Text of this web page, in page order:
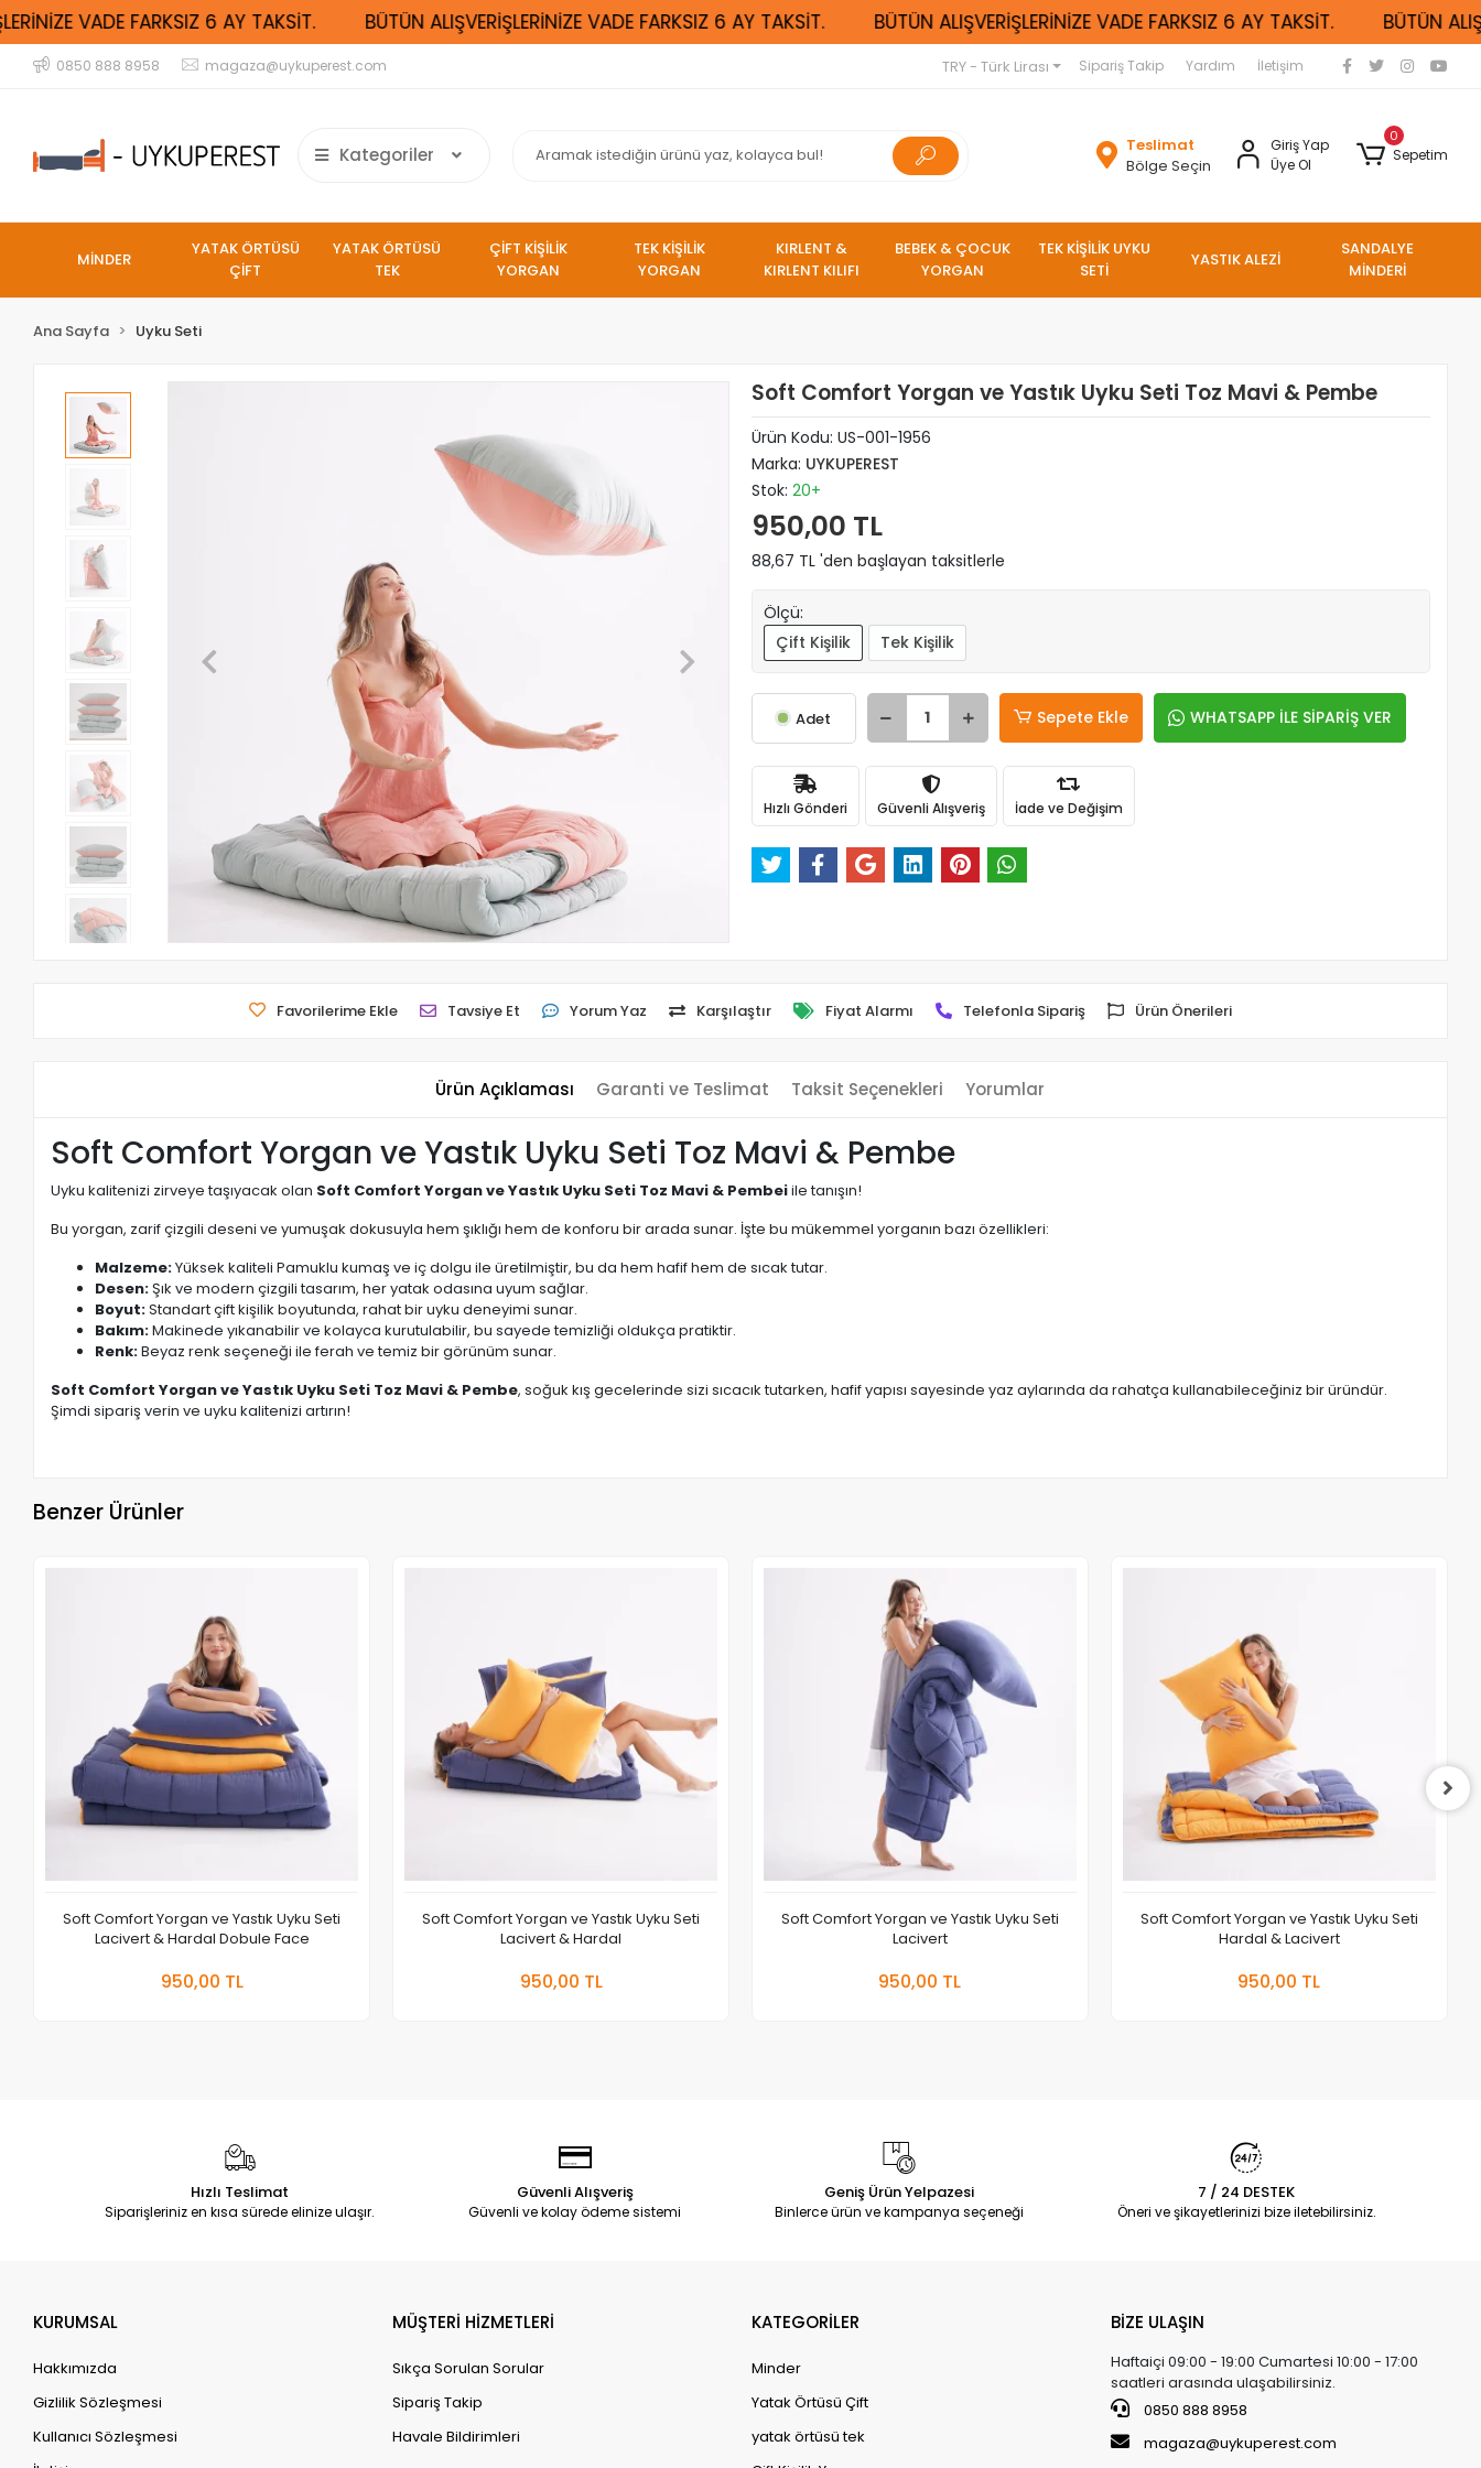
VADE FARKSIZ 6 AY TAKSİT. BÜTÜN ALIŞVERİŞLERİNİZE VADE FARKSIZ 6 AY TAKSİT. BÜTÜN ALIŞVERİŞLERİNİZE VADE FARKSIZ 6 AY TAKSİT. BÜTÜN
0850 888 8958 magaza@uykuperest.com TRY - Türk Lirası Sipariş Takip Yardım İletişim
Kategoriler
Teslimat
Bölge Seçin
Giriş Yap
Üye Ol
0
Sepetim
MİNDER
YATAK ÖRTÜSÜ
ÇİFT
YATAK ÖRTÜSÜ
TEK
ÇİFT KİŞİLİK
YORGAN
TEK KİŞİLİK
YORGAN
KIRLENT &
KIRLENT KILIFI
BEBEK & ÇOCUK
YORGAN
TEK KİŞİLİK UYKU
SETİ
YASTIK ALEZİ
SANDALYE
MİNDERİ
Ana Sayfa Uyku Seti
Soft Comfort Yorgan ve Yastık Uyku Seti Toz Mavi & Pembe
Ürün Kodu: US-001-1956
Marka: UYKUPEREST
Stok: 20+
950,00 TL
88,67 TL 'den başlayan taksitlerle
Ölçü:
Çift Kişilik
Tek Kişilik
Adet Sepete Ekle WHATSAPP İLE SİPARİŞ VER
Hızlı Gönderi Güvenli Alışveriş İade ve Değişim
Favorilerime Ekle Tavsiye Et Yorum Yaz Karşılaştır Fiyat Alarmı Telefonla Sipariş Ürün Önerileri
Ürün Açıklaması Garanti ve Teslimat Taksit Seçenekleri Yorumlar
Soft Comfort Yorgan ve Yastık Uyku Seti Toz Mavi & Pembe
Uyku kalitenizi zirveye taşıyacak olan Soft Comfort Yorgan ve Yastık Uyku Seti Toz Mavi & Pembeiile tanışın!
Bu yorgan, zarif çizgili deseni ve yumuşak dokusuyla hem şıklığı hem de konforu bir arada sunar. İşte bu mükemmel yorganın bazı özellikleri:
Malzeme:Yüksek kaliteli Pamuklu kumaş ve iç dolgu ile üretilmiştir, bu da hem hafif hem de sıcak tutar.
Desen:Şık ve modern çizgili tasarım, her yatak odasına uyum sağlar.
Boyut:Standart çift kişilik boyutunda, rahat bir uyku deneyimi sunar.
Bakım:Makinede yıkanabilir ve kolayca kurutulabilir, bu sayede temizliği oldukça pratiktir.
Renk:Beyaz renk seçeneği ile ferah ve temiz bir görünüm sunar.
Soft Comfort Yorgan ve Yastık Uyku Seti Toz Mavi & Pembe, soğuk kış gecelerinde sizi sıcacık tutarken, hafif yapısı sayesinde yaz aylarında da rahatça kullanabileceğiniz bir üründür.
Şimdi sipariş verin ve uyku kalitenizi artırın!
Benzer Ürünler
Soft Comfort Yorgan ve Yastık Uyku Seti
Lacivert & Hardal Dobule Face
950,00 TL
Soft Comfort Yorgan ve Yastık Uyku Seti
Lacivert & Hardal
950,00 TL
Soft Comfort Yorgan ve Yastık Uyku Seti
Lacivert
950,00 TL
Soft Comfort Yorgan ve Yastık Uyku Seti
Hardal & Lacivert
950,00 TL
Hızlı Teslimat
Siparişleriniz en kısa sürede elinize ulaşır.
Güvenli Alışveriş
Güvenli ve kolay ödeme sistemi
Geniş Ürün Yelpazesi
Binlerce ürün ve kampanya seçeneği
7 / 24 DESTEK
Öneri ve şikayetlerinizi bize iletebilirsiniz.
KURUMSAL
Hakkımızda
Gizlilik Sözleşmesi
Kullanıcı Sözleşmesi
MÜŞTERİ HİZMETLERİ
Sıkça Sorulan Sorular
Sipariş Takip
Havale Bildirimleri
KATEGORİLER
Minder
Yatak Örtüsü Çift
yatak örtüsü tek
BİZE ULAŞIN
Haftaiçi 09:00 - 19:00 Cumartesi 10:00 - 17:00
saatleri arasında ulaşabilirsiniz.
0850 888 8958
magaza@uykuperest.com